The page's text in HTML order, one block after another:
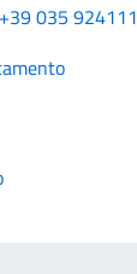
035 924111